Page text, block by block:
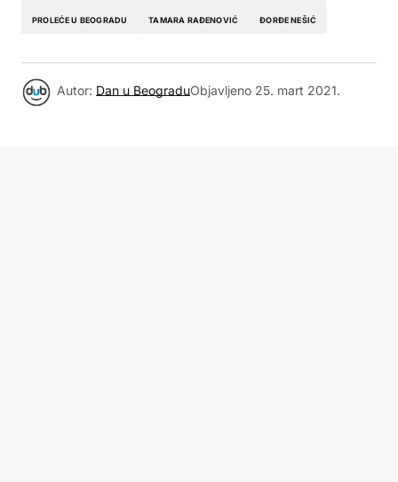
PROLEĆE U BEOGRADU TAMARA RAĐENOVIĆ ĐORĐE NEŠIĆ
Autor: Dan u BeograduObjavljeno 25. mart 2021.